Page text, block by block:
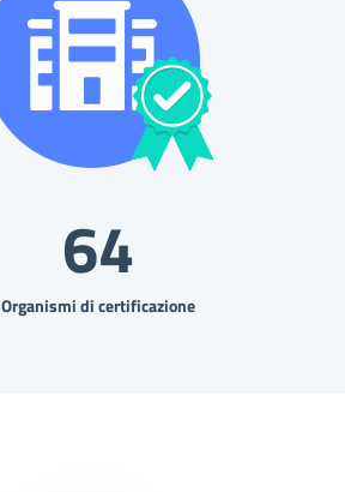
64
Organismi di certificazione